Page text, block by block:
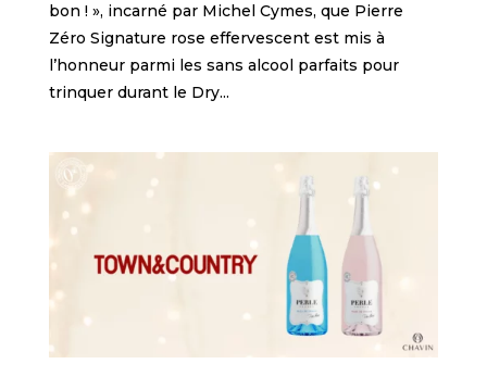
bon ! », incarné par Michel Cymes, que Pierre
Zéro Signature rose effervescent est mis à
l’honneur parmi les sans alcool parfaits pour
trinquer durant le Dry...